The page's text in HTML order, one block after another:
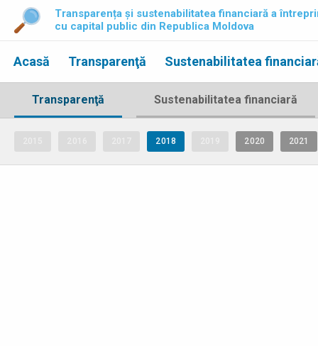
Transparența și sustenabilitatea financiară a
cu capital public din Republica Moldova
Acasă Transparenţă Sustenabilitatea
Transparenţă Sustenabilitatea financiară
2018 2020 2021